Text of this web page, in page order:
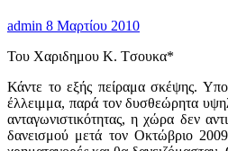
admin 8 Μαρτίου 2010
Του Χαριδημου K. Tσουκα*
Κάντε το εξής πείραμα σκέψης.
έλλειμμα, παρά τον δυσθεώρητα
ανταγωνιστικότητας, η χώρα δεν
δανεισμού μετά τον Οκτώβριο